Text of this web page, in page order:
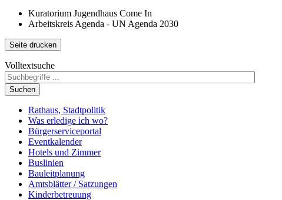
Kuratorium Jugendhaus Come In
Arbeitskreis Agenda - UN Agenda 2030
Seite drucken
Volltextsuche
Suchen
Rathaus, Stadtpolitik
Was erledige ich wo?
Bürgerserviceportal
Eventkalender
Hotels und Zimmer
Buslinien
Bauleitplanung
Amtsblätter / Satzungen
Kinderbetreuung